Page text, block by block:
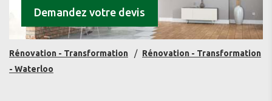
Demandez votre devis
Rénovation - Transformation
Rénovation - Transformation
- Waterloo